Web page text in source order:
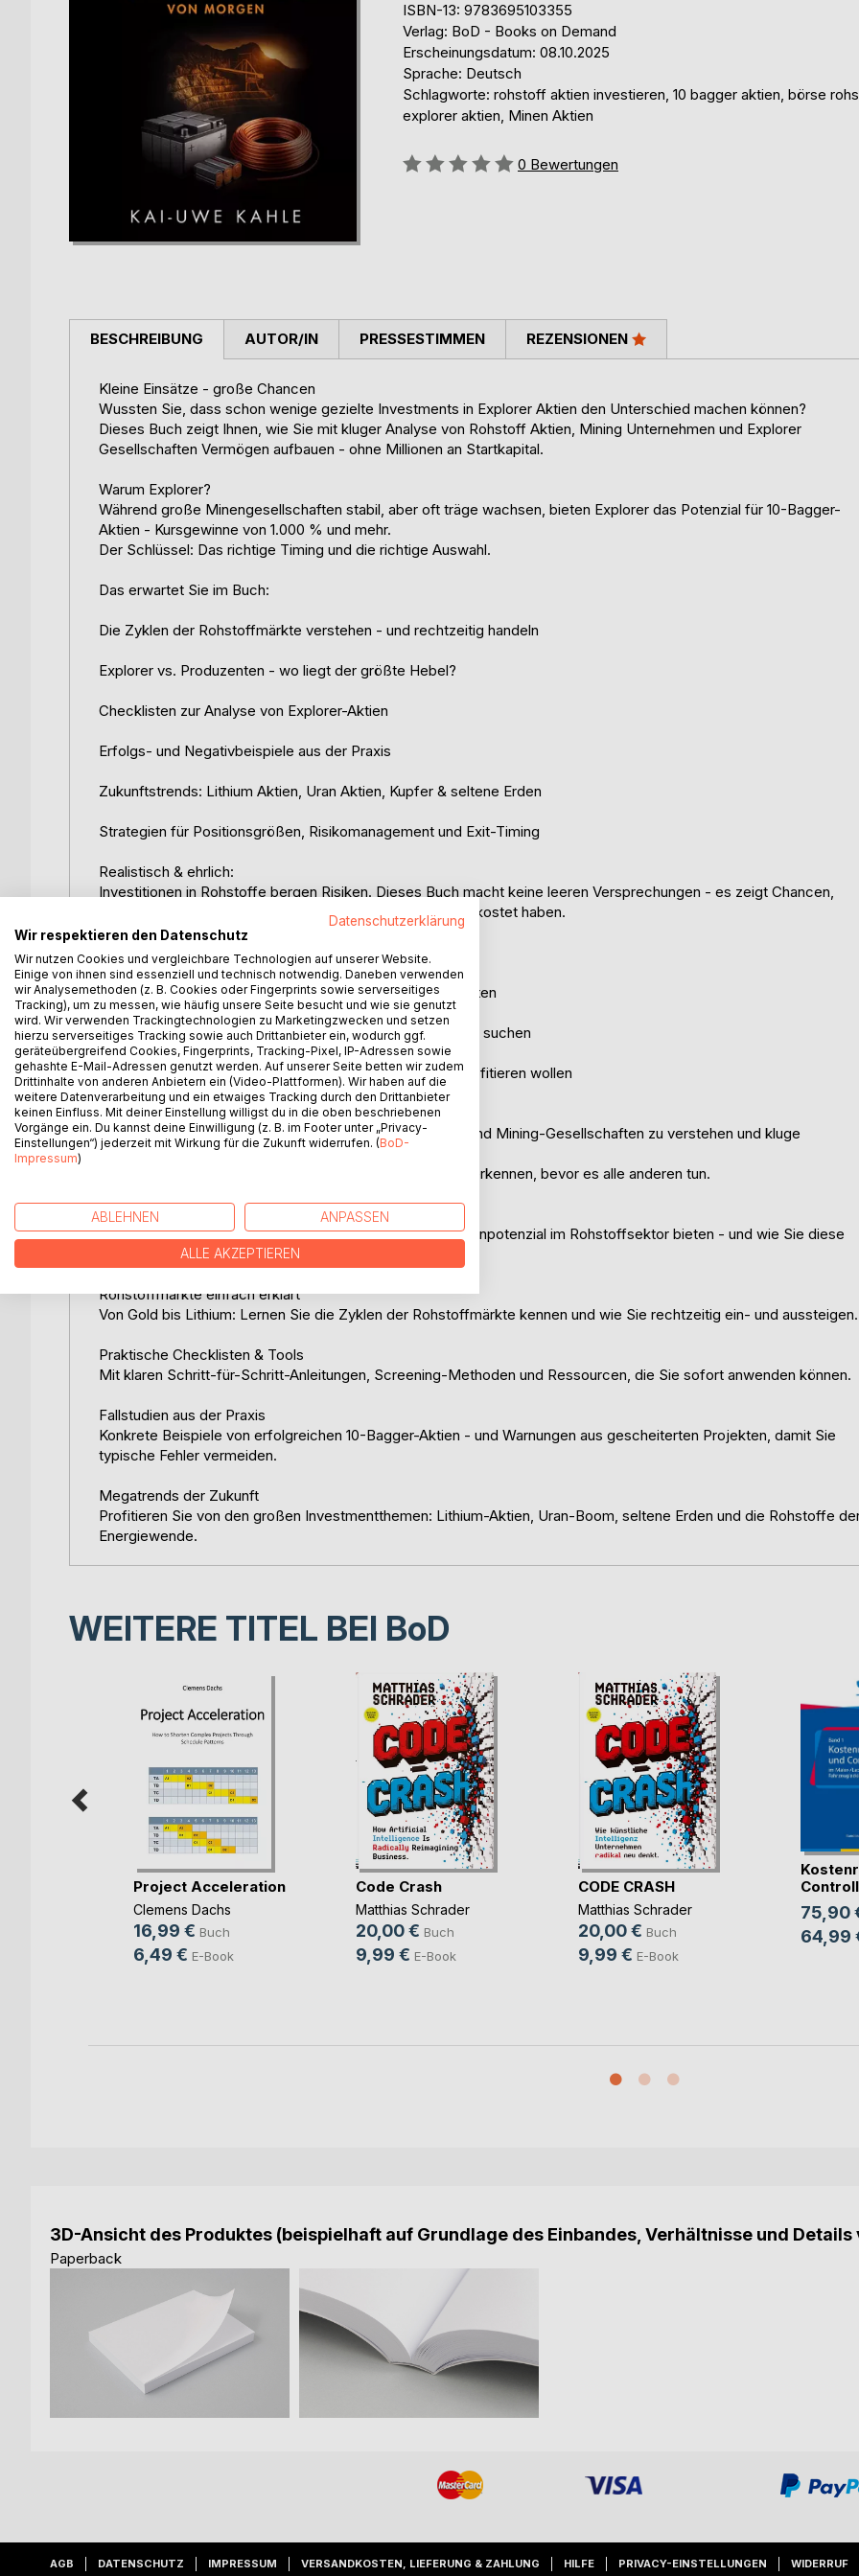
ISBN-13: 9783695103355
Verlag: BoD - Books on Demand
Erscheinungsdatum: 08.10.2025
Sprache: Deutsch
Schlagworte: rohstoff aktien investieren, 10 bagger aktien, börse
explorer aktien, Minen Aktien
Bewertung::
0 Bewertungen
BESCHREIBUNG
Kleine Einsätze - große Chancen
Wussten Sie, dass schon wenige gezielte Investments in Explorer Aktien den Unterschied machen können?
Dieses Buch zeigt Ihnen, wie Sie mit kluger Analyse von Rohstoff Aktien, Mining Unternehmen und Explorer
Gesellschaften Vermögen aufbauen - ohne Millionen an Startkapital.
Warum Explorer?
Während große Minengesellschaften stabil, aber oft träge wachsen, bieten Explorer das Potenzial für 10-Bagger-
Aktien - Kursgewinne von 1.000 % und mehr.
Der Schlüssel: Das richtige Timing und die richtige Auswahl.
Das erwartet Sie im Buch:
Die Zyklen der Rohstoffmärkte verstehen - und rechtzeitig handeln
Explorer vs. Produzenten - wo liegt der größte Hebel?
Checklisten zur Analyse von Explorer-Aktien
Erfolgs- und Negativbeispiele aus der Praxis
Zukunftstrends: Lithium Aktien, Uran Aktien, Kupfer & seltene Erden
Strategien für Positionsgrößen, Risikomanagement und Exit-Timing
Realistisch & ehrlich:
Investitionen in Rohstoffe bergen Risiken. Dieses Buch macht keine leeren Versprechungen - es zeigt Chancen,
aber auch die Fallstricke, die schon viele Anleger Geld gekostet haben.
Für wen ist das Buch?
Börseneinsteiger, die in Rohstoff Aktien investieren möchten
Erfahrene Anleger, die nach Mining Investments mit Hebel suchen
Alle, die vom Boom der E-Mobilität und Energiewende profitieren wollen
Fazit:
Dieses Buch ist Ihr Leitfaden, um die Welt der Explorer- und Mining-Gesellschaften zu verstehen und kluge
Investmententscheidungen zu treffen.
Lernen Sie, wie Sie die 10-Bagger-Chancen von morgen erkennen, bevor es alle anderen tun.
Explorer verstehen, Chancen nutzen
Erfahren Sie, warum Explorer-Aktien oft das größte Gewinnpotenzial im Rohstoffsektor bieten - und wie Sie diese
Unternehmen frühzeitig identifizieren.
Rohstoffmärkte einfach erklärt
Von Gold bis Lithium: Lernen Sie die Zyklen der Rohstoffmärkte kennen und wie Sie rechtzeitig ein- und aussteigen.
Praktische Checklisten & Tools
Mit klaren Schritt-für-Schritt-Anleitungen, Screening-Methoden und Ressourcen, die Sie sofort anwenden können.
Fallstudien aus der Praxis
Konkrete Beispiele von erfolgreichen 10-Bagger-Aktien - und Warnungen aus gescheiterten Projekten, damit Sie
typische Fehler vermeiden.
Megatrends der Zukunft
Profitieren Sie von den großen Investmentthemen: Lithium-Aktien, Uran-Boom, seltene Erden und die Rohstoffe
Energiewende.
AUTOR/IN PRESSESTIMMEN REZENSIONEN
WEITERE TITEL BEI BoD
Project Acceleration
Clemens Dachs
16,99 € Buch
6,49 € E-Book
Code Crash
Matthias Schrader
20,00 € Buch
9,99 € E-Book
CODE CRASH
Matthias Schrader
20,00 € Buch
9,99 € E-Book
75,90
64,99
3D-Ansicht des Produktes (beispielhaft auf Grundlage des Einbandes, Verhältnisse und
Paperback
AGB DATENSCHUTZ IMPRESSUM VERSANDKOSTEN, LIEFERUNG & ZAHLUNG HILFE PRIVACY-EINSTELLUNGEN WIDERRUF
Datenschutzerklärung
Wir respektieren den Datenschutz
Wir nutzen Cookies und vergleichbare Technologien auf unserer Website.
Einige von ihnen sind essenziell und technisch notwendig. Daneben verwenden
wir Analysemethoden (z. B. Cookies oder Fingerprints sowie serverseitiges
Tracking), um zu messen, wie häufig unsere Seite besucht und wie sie genutzt
wird. Wir verwenden Trackingtechnologien zu Marketingzwecken und setzen
hierzu serverseitiges Tracking sowie auch Drittanbieter ein, wodurch ggf.
geräteübergreifend Cookies, Fingerprints, Tracking-Pixel, IP-Adressen sowie
gehashte E-Mail-Adressen genutzt werden. Auf unserer Seite betten wir zudem
Drittinhalte von anderen Anbietern ein (Video-Plattformen). Wir haben auf die
weitere Datenverarbeitung und ein etwaiges Tracking durch den Drittanbieter
keinen Einfluss. Mit deiner Einstellung willigst du in die oben beschriebenen
Vorgänge ein. Du kannst deine Einwilligung (z. B. im Footer unter „Privacy-
Einstellungen“) jederzeit mit Wirkung für die Zukunft widerrufen. (BoD-
Impressum)
ABLEHNEN ANPASSEN
ALLE AKZEPTIEREN